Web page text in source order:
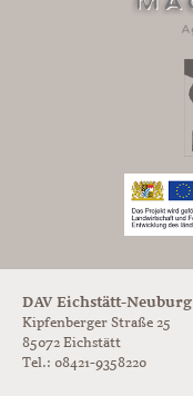
DAV Eichstätt-Neuburg
Kipfenberger Straße 25
85072 Eichstätt
Tel.: 08421-9358220